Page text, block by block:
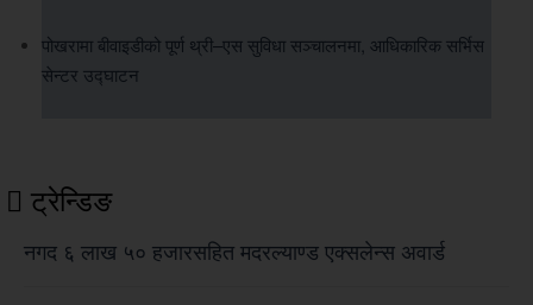
पोखरामा बीवाइडीको पूर्ण थ्री–एस सुविधा सञ्चालनमा, आधिकारिक सर्भिस
सेन्टर उद्घाटन
ट्रेन्डिङ
नगद ६ लाख ५० हजारसहित मदरल्याण्ड एक्सलेन्स अवार्ड